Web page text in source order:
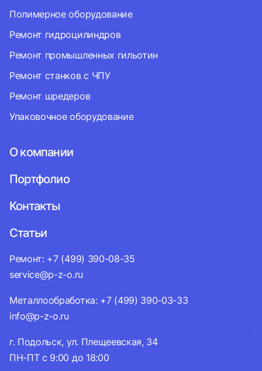
Полимерное оборудование
Ремонт гидроцилиндров
Ремонт промышленных гильотин
Ремонт станков с ЧПУ
Ремонт шредеров
Упаковочное оборудование
О компании
Портфолио
Контакты
Статьи
Ремонт: +7 (499) 390-08-35
service@p-z-o.ru
Металлообработка: +7 (499) 390-03-33
info@p-z-o.ru
г. Подольск, ул. Плещеевская, 34
ПН-ПТ с 9:00 до 18:00